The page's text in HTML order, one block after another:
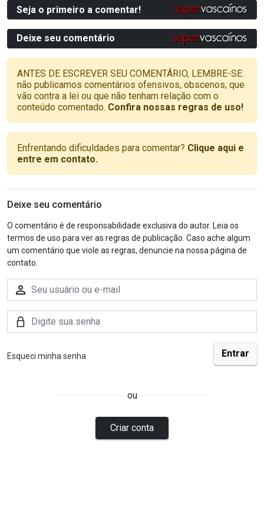
Seja o primeiro a comentar!
Deixe seu comentário
ANTES DE ESCREVER SEU COMENTÁRIO, LEMBRE-SE:
não publicamos comentários ofensivos, obscenos, que
vão contra a lei ou que não tenham relação com o
conteúdo comentado. Confira nossas regras de uso!
Enfrentando dificuldades para comentar? Clique aqui e
entre em contato.
Deixe seu comentário
O comentário é de responsabilidade exclusiva do autor. Leia os
termos de uso para ver as regras de publicação. Caso ache algum
um comentário que viole as regras, denuncie na nossa página de
contato.
Esqueci minha senha
ou
Criar conta